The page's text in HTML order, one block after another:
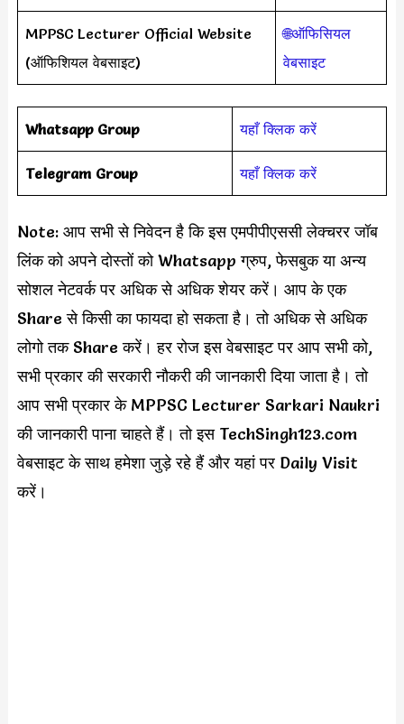
MPPSC Lecturer Official Website
(ऑफिशियल वेबसाइट)
🌐ऑफिसियल
वेबसाइट
Whatsapp Group यहाँ क्लिक करें
Telegram Group यहाँ क्लिक करें
Note: आप सभी से निवेदन है कि इस एमपीपीएससी लेक्चरर जॉब
लिंक को अपने दोस्तों को Whatsapp ग्रुप, फेसबुक या अन्य
सोशल नेटवर्क पर अधिक से अधिक शेयर करें। आप के एक
Share से किसी का फायदा हो सकता है। तो अधिक से अधिक
लोगो तक Share करें। हर रोज इस वेबसाइट पर आप सभी को,
सभी प्रकार की सरकारी नौकरी की जानकारी दिया जाता है। तो
आप सभी प्रकार के MPPSC Lecturer Sarkari Naukri
की जानकारी पाना चाहते हैं। तो इस TechSingh123.com
वेबसाइट के साथ हमेशा जुड़े रहे हैं और यहां पर Daily Visit
करें।